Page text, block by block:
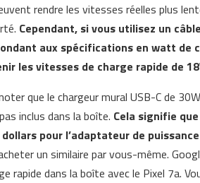
rendre les vitesses réelles plus
Cependant, si vous utilisez un
aux spécifications en watt de
les vitesses de charge rapide de
que le chargeur mural USB-C de
inclus dans la boîte. Cela signifie
pour l’adaptateur de
un similaire par vous-même.
rapide dans la boîte avec le Pixel 7a.